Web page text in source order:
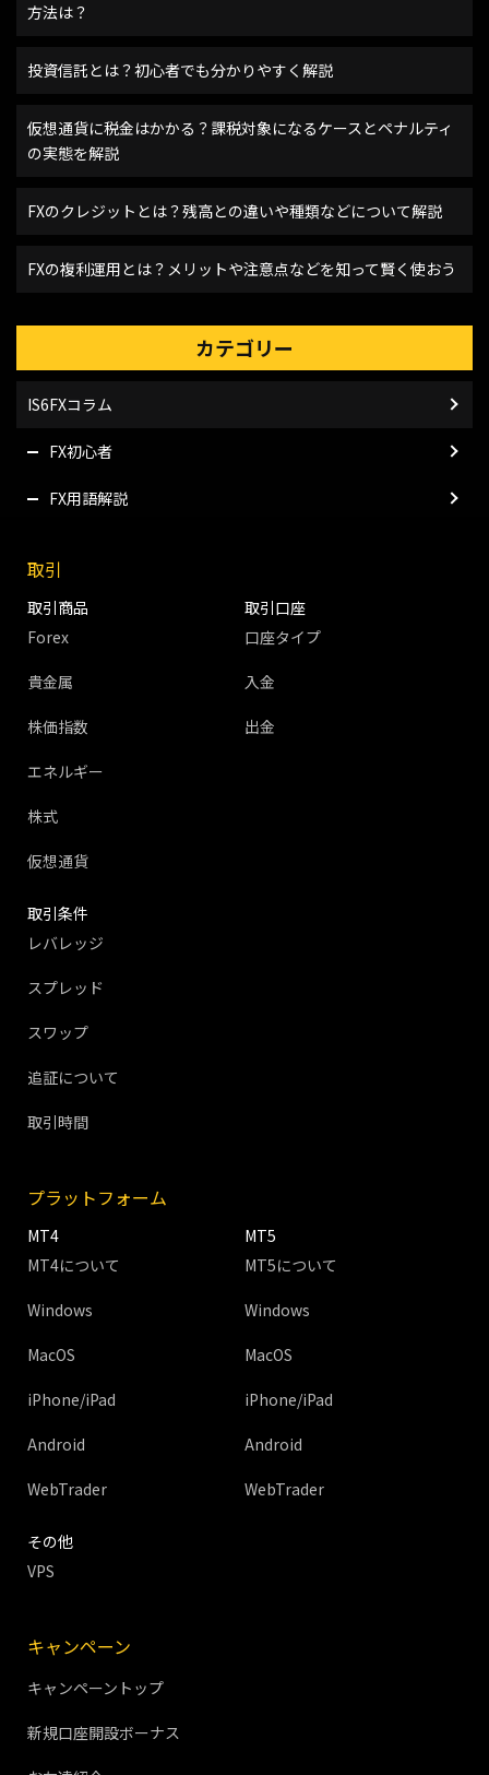
方法は？
投資信託とは？初心者でも分かりやすく解説
仮想通貨に税金はかかる？課税対象になるケースとペナルティ
の実態を解説
FXのクレジットとは？残高との違いや種類などについて解説
FXの複利運用とは？メリットや注意点などを知って賢く使おう
カテゴリー
IS6FXコラム
FX初心者
FX用語解説
取引
取引商品
Forex
貴金属
株価指数
エネルギー
株式
仮想通貨
取引口座
口座タイプ
入金
出金
取引条件
レバレッジ
スプレッド
スワップ
追証について
取引時間
プラットフォーム
MT4
MT4について
Windows
MacOS
iPhone/iPad
Android
WebTrader
MT5
MT5について
Windows
MacOS
iPhone/iPad
Android
WebTrader
その他
VPS
キャンペーン
キャンペーントップ
新規口座開設ボーナス